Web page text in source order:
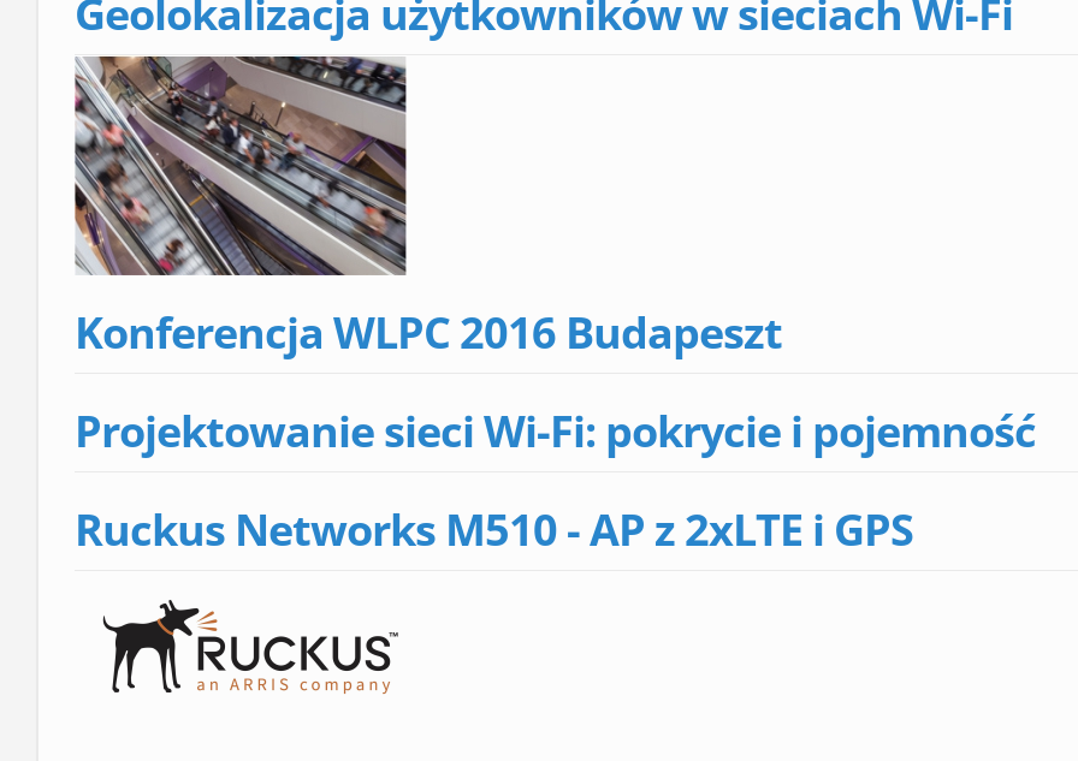
Geolokalizacja użytkowników w sieciach Wi-Fi
Konferencja WLPC 2016 Budapeszt
Projektowanie sieci Wi-Fi: pokrycie i pojemność
Ruckus Networks M510 - AP z 2xLTE i GPS